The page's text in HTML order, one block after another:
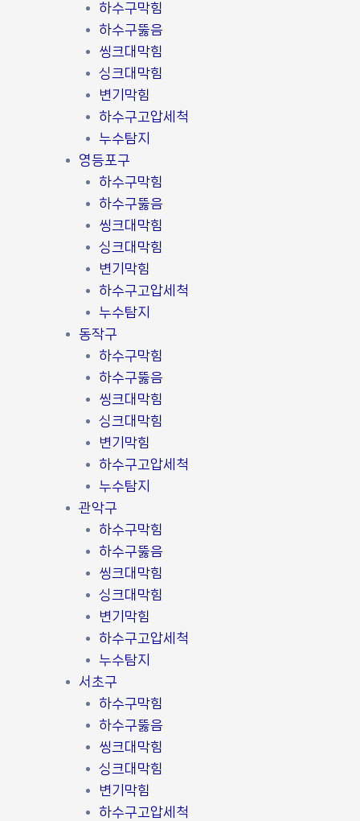
하수구막힘
하수구뚫음
씽크대막힘
싱크대막힘
변기막힘
하수구고압세척
누수탐지
영등포구
하수구막힘
하수구뚫음
씽크대막힘
싱크대막힘
변기막힘
하수구고압세척
누수탐지
동작구
하수구막힘
하수구뚫음
씽크대막힘
싱크대막힘
변기막힘
하수구고압세척
누수탐지
관악구
하수구막힘
하수구뚫음
씽크대막힘
싱크대막힘
변기막힘
하수구고압세척
누수탐지
서초구
하수구막힘
하수구뚫음
씽크대막힘
싱크대막힘
변기막힘
하수구고압세척